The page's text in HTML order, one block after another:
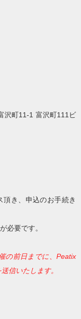
沢町11-1 富沢町111ビ
き、申込のお手続き
必要です。
の前日までに、Peatix
信いたします。